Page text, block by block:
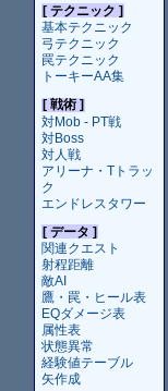
[ テクニック ]
基本テクニック
弓テクニック
罠テクニック
トーキーAA集
[ 戦術 ]
対Mob - PT戦
対Boss
対人戦
アリーナ・Tトラッ
ク
エンドレスタワー
[ データ ]
関連クエスト
射程距離
敵AI
鷹・罠・ヒール表
EQダメージ表
属性表
状態異常
経験値テーブル
矢作成